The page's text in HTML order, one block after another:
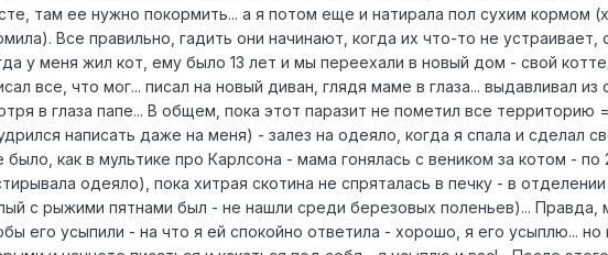
там ее нужно покормить... а я потом еще и натирала пол сухим кормом
Все правильно, гадить они начинают, когда их что-то не устраивает,
у меня жил кот, ему было 13 лет и мы переехали в новый дом - свой
все, что мог... писал на новый диван, глядя маме в глаза... выдавливал из
в глаза папе... В общем, пока этот паразит не пометил все территорию
написать даже на меня) - залез на одеяло, когда я спала и сделал
было, как в мультике про Карлсона - мама гонялась с веником за котом -
одеяло), пока хитрая скотина не спряталась в печку - в
с рыжими пятнами был - не нашли среди березовых поленьев)... Правда,
его усыпили - на что я ей спокойно ответила - хорошо, я его усыплю... но